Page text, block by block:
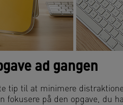
ad gangen
tip til at minimere
fokusere på den opgave, du